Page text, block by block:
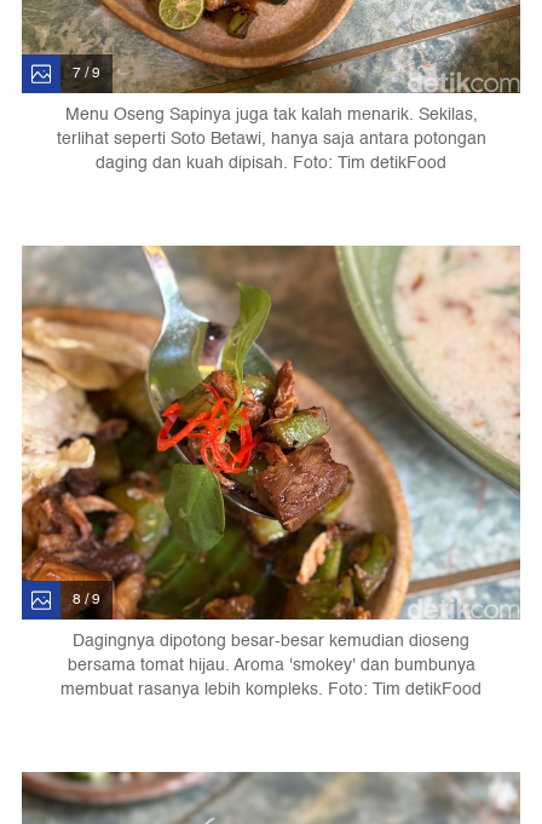
7 / 9
Menu Oseng Sapinya juga tak kalah menarik. Sekilas,
terlihat seperti Soto Betawi, hanya saja antara potongan
daging dan kuah dipisah. Foto: Tim detikFood
8 / 9
Dagingnya dipotong besar-besar kemudian dioseng
bersama tomat hijau. Aroma 'smokey' dan bumbunya
membuat rasanya lebih kompleks. Foto: Tim detikFood